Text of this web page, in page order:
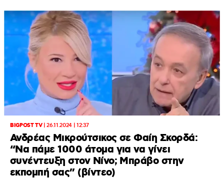
BIGPOST TV|26.11.2024 | 12:37
Ανδρέας Μικρούτσικος σε Φαίη Σκορδά:
“Να πάμε 1000 άτομα για να γίνει
συνέντευξη στον Νίνο; Μπράβο στην
εκπομπή σας” (βίντεο)